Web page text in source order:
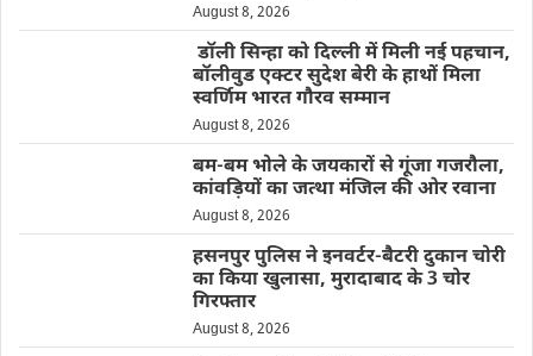
August 8, 2026
डॉली सिन्हा को दिल्ली में मिली नई पहचान,
बॉलीवुड एक्टर सुदेश बेरी के हाथों मिला
स्वर्णिम भारत गौरव सम्मान
August 8, 2026
बम-बम भोले के जयकारों से गूंजा गजरौला,
कांवड़ियों का जत्था मंजिल की ओर रवाना
August 8, 2026
हसनपुर पुलिस ने इनवर्टर-बैटरी दुकान चोरी
का किया खुलासा, मुरादाबाद के 3 चोर
गिरफ्तार
August 8, 2026